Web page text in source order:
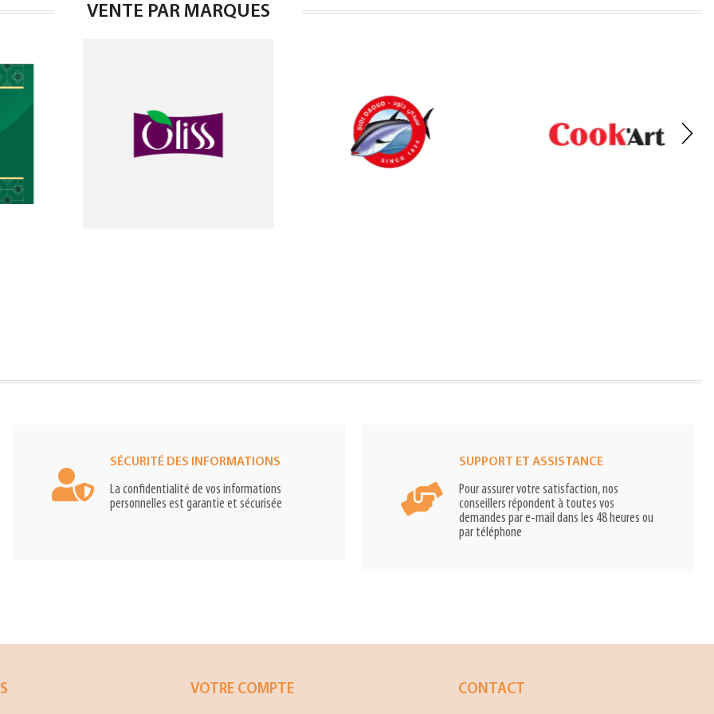
VENTE PAR MARQUES
SÉCURITÉ DES INFORMATIONS
La confidentialité de vos informations
personnelles est garantie et sécurisée
SUPPORT ET ASSISTANCE
Pour assurer votre satisfaction, nos
conseillers répondent à toutes vos
demandes par e-mail dans les 48 heures ou
par téléphone
VOTRE COMPTE CONTACT